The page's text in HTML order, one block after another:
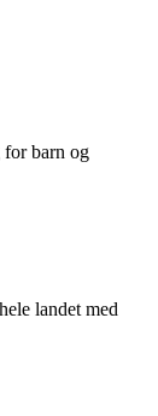
for barn og
landet med